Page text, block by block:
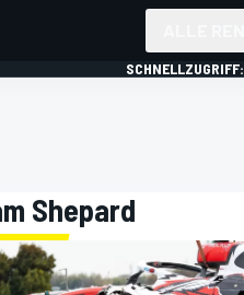
SCHNELLZUGRIFF:
Shepard